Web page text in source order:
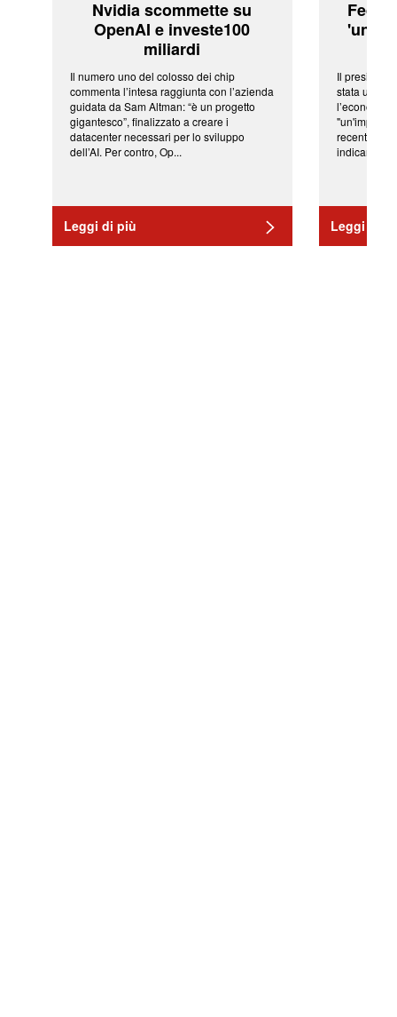
Nvidia scommette su
OpenAI e investe100
miliardi
Il numero uno del colosso dei chip
commenta l’intesa raggiunta con l’azienda
guidata da Sam Altman: “è un progetto
gigantesco”, finalizzato a creare i
datacenter necessari per lo sviluppo
dell’AI. Per contro, Op...
Leggi di più
Fed:
'una
Il
stata una
l’economia
recenti
indicano
Leggi di